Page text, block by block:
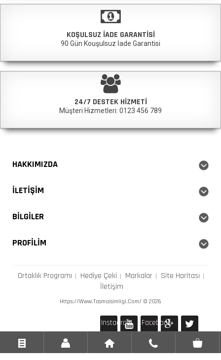
KOŞULSUZ İADE GARANTISI
90 Gün Kouşulsuz İade Garantisi
24/7 DESTEK HIZMETI
Müşteri Hizmetleri: 0123 456 789
HAKKIMIZDA
İLETIŞIM
BILGILER
PROFILIM
Ortaklık Programı Hediye Çeki Markalar
Site Haritası
İletişim
Https://www.tasmaisimligi.com/ © 2026
Facebook
Instagram